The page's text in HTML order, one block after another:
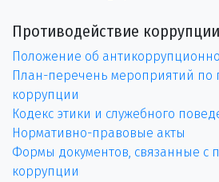
Противодействие коррупции
Положение об
План-перечень мероприятий по
коррупции
Кодекс этики и служебного
Нормативно-правовые акты
Формы документов, связанные с
коррупции